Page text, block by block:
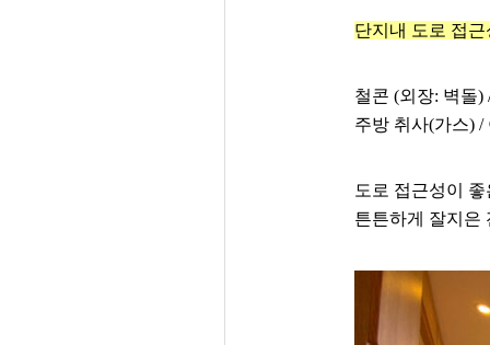
단지내 도로 접
철콘 (외장: 벽돌)
주방 취사(가스)
도로 접근성이
튼튼하게 잘지은